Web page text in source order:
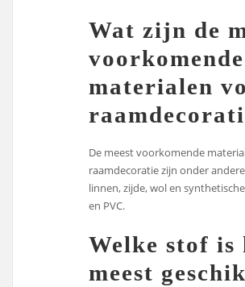
Wat zijn de
voorkomende
materialen
De meest voorkomende
raamdecoratie zijn onder
linnen, zijde, wol en
en PVC.
Welke stof is
meest